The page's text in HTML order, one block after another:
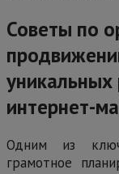
Советы по
интернет-
Одним из
грамотное